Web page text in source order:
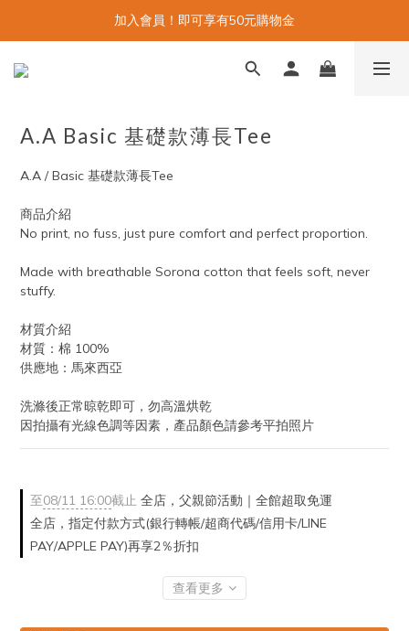
加入會員！即可享有50元購物金
A.A Basic 基礎款薄長Tee
A.A / Basic 基礎款薄長Tee
商品介紹
No print, no fuss, just pure comfort and perfect proportion.
Made with breathable Sorona cotton that feels soft, never
stuffy.
材質介紹
材質：棉 100%
供應地：馬來西亞
洗滌後正常晾乾即可，勿高溫烘乾
因拍攝有光線色調等因素，產品顏色請參考平拍照片
至08/11 16:00截止 全店，父親節活動｜全館超取免運
全店，指定付款方式(銀行轉帳/超商代碼/信用卡/LINE
PAY/APPLE PAY)再享2％折扣
查看更多